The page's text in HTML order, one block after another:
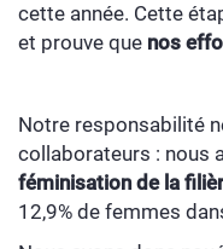
cette année. Cette
et prouve que nos
Notre responsabilité
collaborateurs : nous
féminisation de la
12,9% de femmes